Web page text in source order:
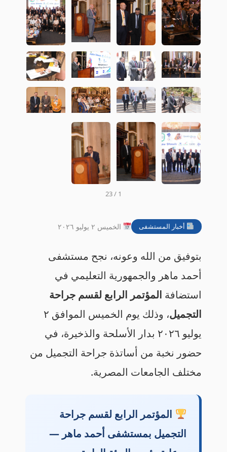
1 / 23
أخبار المستشفى الخميس ٢ يوليو ٢٠٢٦
بتوفيق من الله وعونه، نجح مستشفى
أحمد ماهر والجمهورية التعليمي في
استضافة المؤتمر الرابع لقسم جراحة
التجميل
، وذلك يوم الخميس الموافق ٢
يوليو ٢٠٢٦ بدار الأسلحة والذخيرة، في
حضور نخبة من أساتذة جراحة التجميل من
مختلف الجامعات المصرية.
المؤتمر الرابع لقسم جراحة
التجميل بمستشفى أحمد ماهر —